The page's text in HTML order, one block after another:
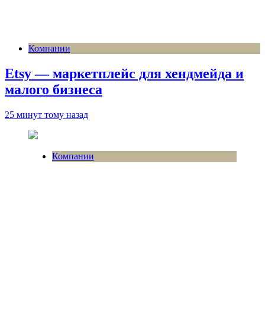
Компании
Etsy — маркетплейс для хендмейда и
малого бизнеса
25 минут тому назад
Компании